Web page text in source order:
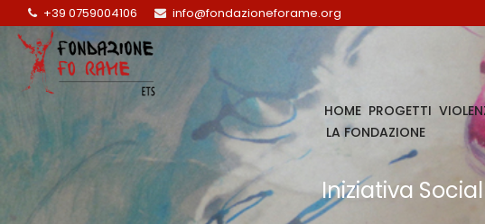
+39 0759004106 info@fondazioneforame.org
HOME PROGETTI
LA FONDAZIONE
Iniziativa